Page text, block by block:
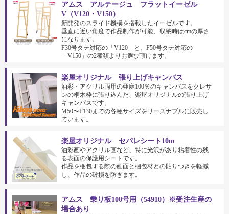
アムス アルテージュ フラットイーゼル
V（V120・V150）
新開発のスライド機構を搭載したイーゼルです。
垂直に近い角度で作品制作が可能、収納時はcmの厚さ
になります。
F30号タテ対応の「V120」と、F50号タテ対応の
「V150」の2種類よりお選び頂けます。
楽屋オリジナル 張り上げキャンバス
油彩・アクリル両用の亜麻100％のキャンバスをクレサ
ンの桐木枠に張り込んだ、楽屋オリジナルの張り上げ
キャンバスです。
M50〜F130までの各種サイズをリーズナブルに販売し
ています。
楽屋オリジナル セパレシート10m
油彩画やアクリル画など、特に光沢があり粘着性の残
る表面の保護用シートです。
作品を梱包する際の画面と梱包材との貼りつきを軽減
し、作品の破損を防ぎます。
アムス 乗り板100号用（54910）※受注生産の
場合あり